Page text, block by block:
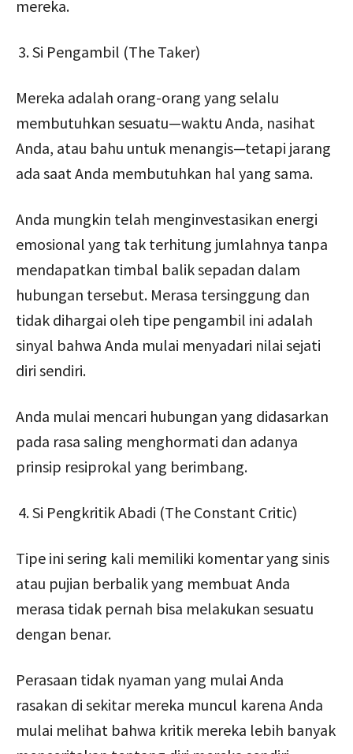
mereka.
Si Pengambil (The Taker)
Mereka adalah orang-orang yang selalu
membutuhkan sesuatu—waktu Anda, nasihat
Anda, atau bahu untuk menangis—tetapi jarang
ada saat Anda membutuhkan hal yang sama.
Anda mungkin telah menginvestasikan energi
emosional yang tak terhitung jumlahnya tanpa
mendapatkan timbal balik sepadan dalam
hubungan tersebut. Merasa tersinggung dan
tidak dihargai oleh tipe pengambil ini adalah
sinyal bahwa Anda mulai menyadari nilai sejati
diri sendiri.
Anda mulai mencari hubungan yang didasarkan
pada rasa saling menghormati dan adanya
prinsip resiprokal yang berimbang.
Si Pengkritik Abadi (The Constant Critic)
Tipe ini sering kali memiliki komentar yang sinis
atau pujian berbalik yang membuat Anda
merasa tidak pernah bisa melakukan sesuatu
dengan benar.
Perasaan tidak nyaman yang mulai Anda
rasakan di sekitar mereka muncul karena Anda
mulai melihat bahwa kritik mereka lebih banyak